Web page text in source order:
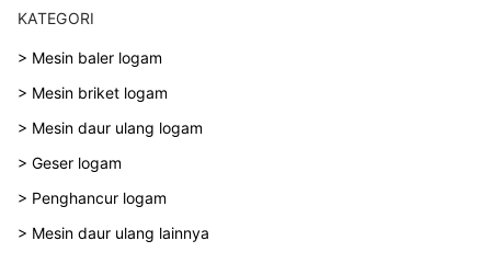
KATEGORI
> Mesin baler logam
> Mesin briket logam
> Mesin daur ulang logam
> Geser logam
> Penghancur logam
> Mesin daur ulang lainnya